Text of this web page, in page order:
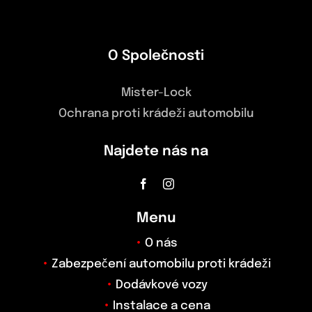
O Společnosti
Mister-Lock
Ochrana proti krádeži automobilu
Najdete nás na
Menu
O nás
Zabezpečení automobilu proti krádeži
Dodávkové vozy
Instalace a cena